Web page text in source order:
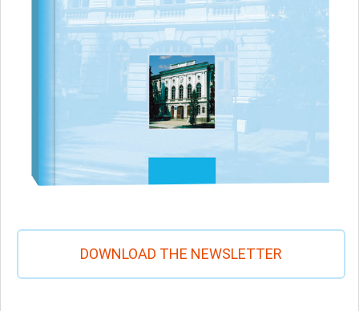
DOWNLOAD THE NEWSLETTER